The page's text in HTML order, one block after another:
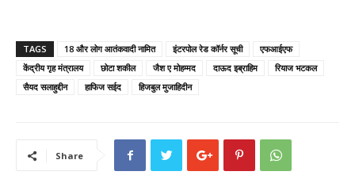
TAGS 18 और लोग आतंकवादी नामित इंटरपोल रेड कॉर्नर सूची
एफआईएफ
केंद्रीय गृह मंत्रालय
छोटा शकील जैश ए मोहम्मद दाऊद इब्राहिम
रियाज भटकल
सैयद सलाहुद्दीन
हाफिज सईद हिजबुल मुजाहिदीन
Share